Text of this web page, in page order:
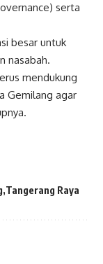
serta
besar untuk
nasabah.
mendukung
Gemilang agar
Tangerang Raya